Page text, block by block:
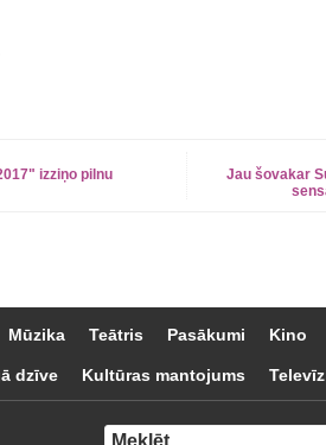
izziņo pilnu
Jau šovakar
Mūzika Teātris Pasākumi Kino
dzīve Kultūras mantojums